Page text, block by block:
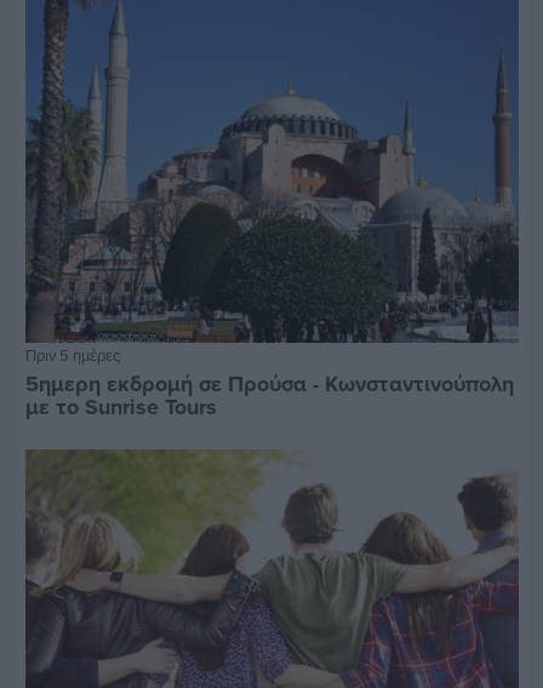
Πριν 5 ημέρες
5ημερη εκδρομή σε Προύσα - Κωνσταντινούπολη
με το Sunrise Tours